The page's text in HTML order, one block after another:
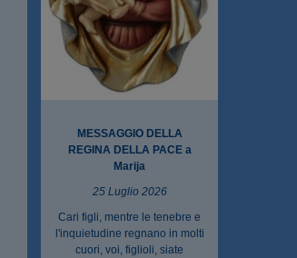
MESSAGGIO DELLA
REGINA DELLA PACE a
Marija
25 Luglio 2026
Cari figli, mentre le tenebre e
l'inquietudine regnano in molti
cuori, voi, figlioli, siate